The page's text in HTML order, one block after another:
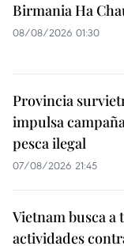
Birmania Ha
08/08/2026 01:30
Provincia
impulsa
pesca ilegal
07/08/2026 21:45
Vietnam busca a
actividades